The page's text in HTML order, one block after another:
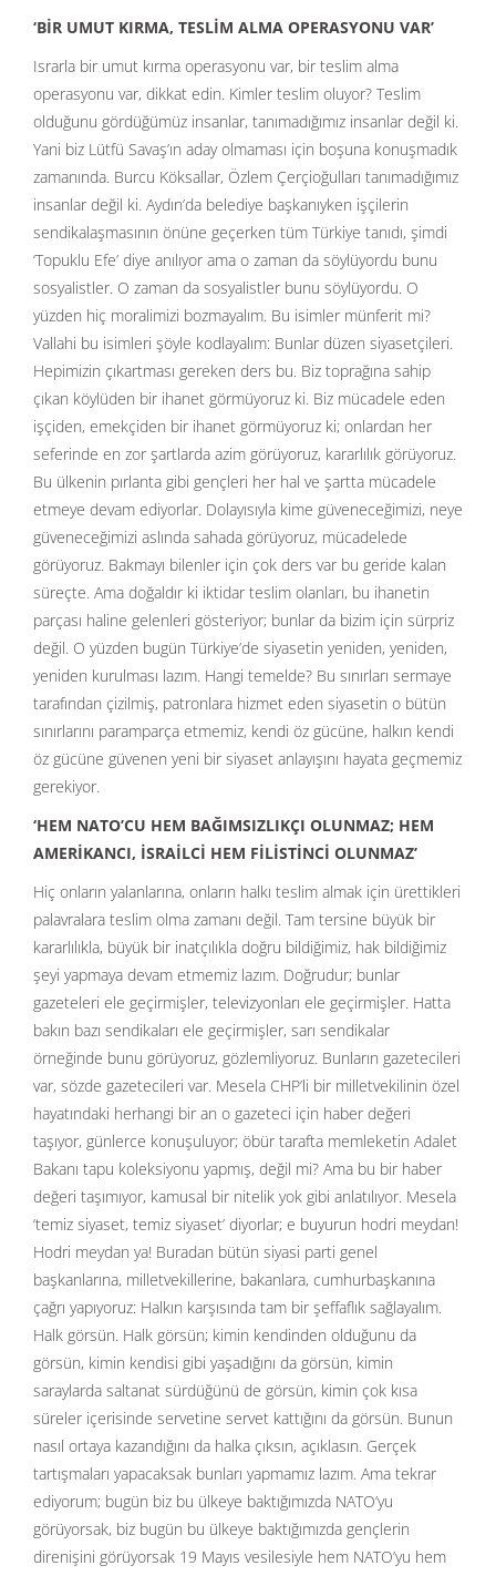
‘BİR UMUT KIRMA, TESLİM ALMA OPERASYONU VAR’
Israrla bir umut kırma operasyonu var, bir teslim alma
operasyonu var, dikkat edin. Kimler teslim oluyor? Teslim
olduğunu gördüğümüz insanlar, tanımadığımız insanlar değil ki.
Yani biz Lütfü Savaş’ın aday olmaması için boşuna konuşmadık
zamanında. Burcu Köksallar, Özlem Çerçioğulları tanımadığımız
insanlar değil ki. Aydın’da belediye başkanıyken işçilerin
sendikalaşmasının önüne geçerken tüm Türkiye tanıdı, şimdi
‘Topuklu Efe’ diye anılıyor ama o zaman da söylüyordu bunu
sosyalistler. O zaman da sosyalistler bunu söylüyordu. O
yüzden hiç moralimizi bozmayalım. Bu isimler münferit mi?
Vallahi bu isimleri şöyle kodlayalım: Bunlar düzen siyasetçileri.
Hepimizin çıkartması gereken ders bu. Biz toprağına sahip
çıkan köylüden bir ihanet görmüyoruz ki. Biz mücadele eden
işçiden, emekçiden bir ihanet görmüyoruz ki; onlardan her
seferinde en zor şartlarda azim görüyoruz, kararlılık görüyoruz.
Bu ülkenin pırlanta gibi gençleri her hal ve şartta mücadele
etmeye devam ediyorlar. Dolayısıyla kime güveneceğimizi, neye
güveneceğimizi aslında sahada görüyoruz, mücadelede
görüyoruz. Bakmayı bilenler için çok ders var bu geride kalan
süreçte. Ama doğaldır ki iktidar teslim olanları, bu ihanetin
parçası haline gelenleri gösteriyor; bunlar da bizim için sürpriz
değil. O yüzden bugün Türkiye’de siyasetin yeniden, yeniden,
yeniden kurulması lazım. Hangi temelde? Bu sınırları sermaye
tarafından çizilmiş, patronlara hizmet eden siyasetin o bütün
sınırlarını paramparça etmemiz, kendi öz gücüne, halkın kendi
öz gücüne güvenen yeni bir siyaset anlayışını hayata geçmemiz
gerekiyor.
‘HEM NATO’CU HEM BAĞIMSIZLIKÇI OLUNMAZ; HEM
AMERİKANCI, İSRAİLCİ HEM FİLİSTİNCİ OLUNMAZ’
Hiç onların yalanlarına, onların halkı teslim almak için ürettikleri
palavralara teslim olma zamanı değil. Tam tersine büyük bir
kararlılıkla, büyük bir inatçılıkla doğru bildiğimiz, hak bildiğimiz
şeyi yapmaya devam etmemiz lazım. Doğrudur; bunlar
gazeteleri ele geçirmişler, televizyonları ele geçirmişler. Hatta
bakın bazı sendikaları ele geçirmişler, sarı sendikalar
örneğinde bunu görüyoruz, gözlemliyoruz. Bunların gazetecileri
var, sözde gazetecileri var. Mesela CHP’li bir milletvekilinin özel
hayatındaki herhangi bir an o gazeteci için haber değeri
taşıyor, günlerce konuşuluyor; öbür tarafta memleketin Adalet
Bakanı tapu koleksiyonu yapmış, değil mi? Ama bu bir haber
değeri taşımıyor, kamusal bir nitelik yok gibi anlatılıyor. Mesela
‘temiz siyaset, temiz siyaset’ diyorlar; e buyurun hodri meydan!
Hodri meydan ya! Buradan bütün siyasi parti genel
başkanlarına, milletvekillerine, bakanlara, cumhurbaşkanına
çağrı yapıyoruz: Halkın karşısında tam bir şeffaflık sağlayalım.
Halk görsün. Halk görsün; kimin kendinden olduğunu da
görsün, kimin kendisi gibi yaşadığını da görsün, kimin
saraylarda saltanat sürdüğünü de görsün, kimin çok kısa
süreler içerisinde servetine servet kattığını da görsün. Bunun
nasıl ortaya kazandığını da halka çıksın, açıklasın. Gerçek
tartışmaları yapacaksak bunları yapmamız lazım. Ama tekrar
ediyorum; bugün biz bu ülkeye baktığımızda NATO’yu
görüyorsak, biz bugün bu ülkeye baktığımızda gençlerin
direnişini görüyorsak 19 Mayıs vesilesiyle hem NATO’yu hem